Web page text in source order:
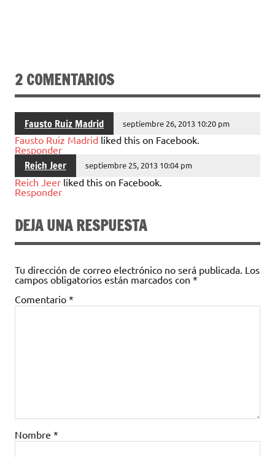
2 COMENTARIOS
Fausto Ruiz Madrid septiembre 26, 2013 10:20 pm
Fausto Ruiz Madrid liked this on Facebook.
Responder
Reich Jeer septiembre 25, 2013 10:04 pm
Reich Jeer liked this on Facebook.
Responder
DEJA UNA RESPUESTA
Tu dirección de correo electrónico no será publicada. Los
campos obligatorios están marcados con *
Comentario *
Nombre *